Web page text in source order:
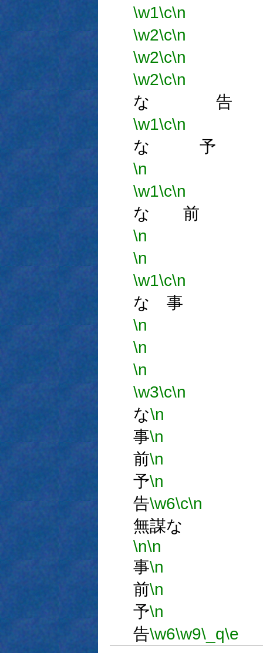
\w1\c\n
\w2\c\n
\w2\c\n
\w2\c\n
な 告
\w1\c\n
な 予
\n
\w1\c\n
な 前
\n
\n
\w1\c\n
な 事
\n
\n
\n
\w3\c\n
な\n
事\n
前\n
予\n
告\w6\c\n
無謀な
\n\n
事\n
前\n
予\n
告\w6\w9\_q\e